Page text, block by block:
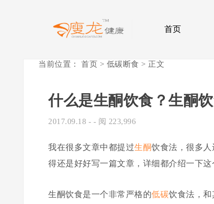
首页
当前位置： 首页 > 低碳断食 > 正文
什么是生酮饮食？生酮
2017.09.18 - - 阅 223,996
我在很多文章中都提过生酮饮食法，很多
得还是好好写一篇文章，详细都介绍一下这
生酮饮食是一个非常严格的低碳饮食法，和